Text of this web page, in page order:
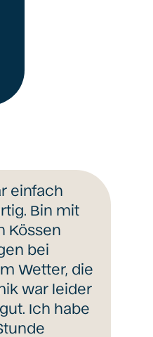
einfach
Bin mit
Kössen
bei
Wetter, die
war leider
Ich habe